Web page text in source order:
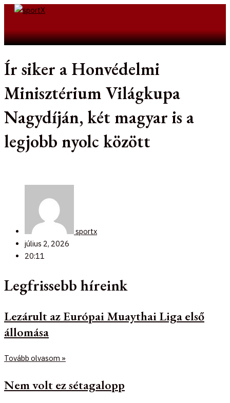
Skip
Ír siker a Honvédelmi
Minisztérium Világkupa
Nagydíján, két magyar is a
legjobb nyolc között
sportx
július 2, 2026
20:11
Legfrissebb híreink
Lezárult az Európai Muaythai Liga első
állomása
Tovább olvasom »
Nem volt ez sétagalopp